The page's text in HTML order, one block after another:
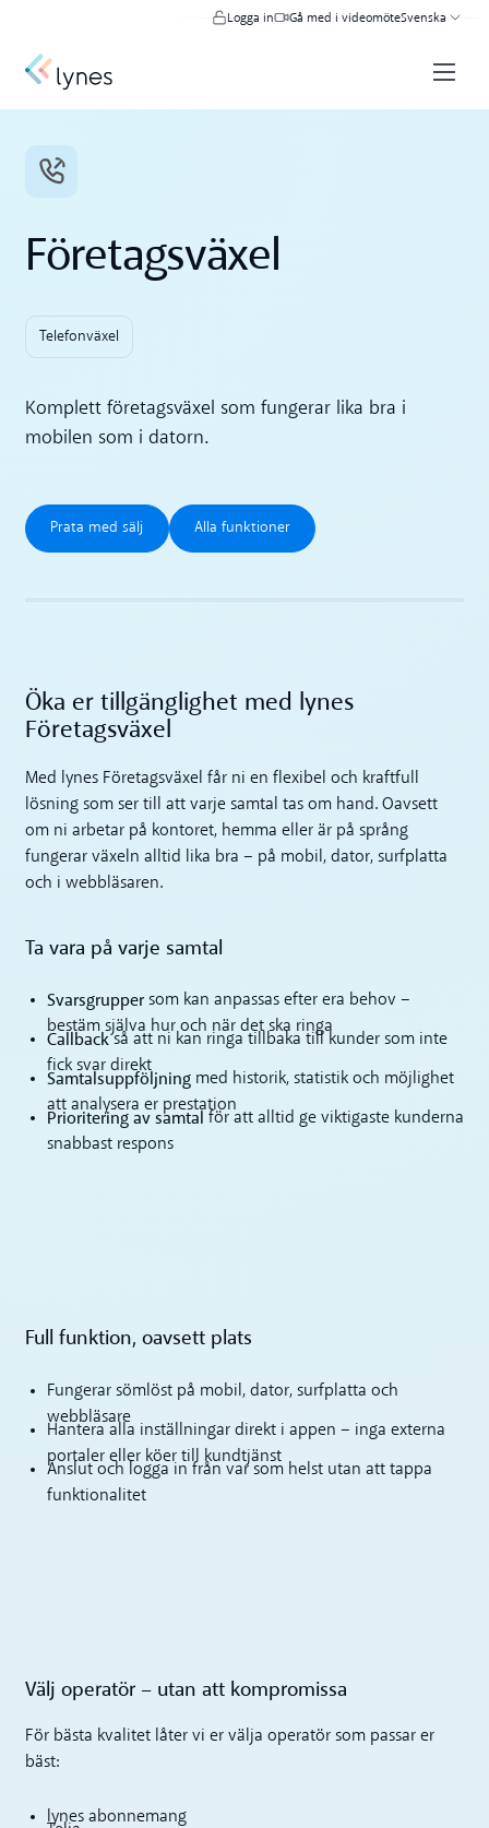
Logga in Gå med i videomöteSvenska
Företagsväxel
Telefonväxel
Komplett företagsväxel som fungerar lika bra i
mobilen som i datorn.
Prata med sälj
Prata med sälj
Alla funktioner
Alla funktioner
Öka er tillgänglighet med lynes
Företagsväxel
Med lynes Företagsväxel får ni en flexibel och kraftfull
lösning som ser till att varje samtal tas om hand. Oavsett
om ni arbetar på kontoret, hemma eller är på språng
fungerar växeln alltid lika bra – på mobil, dator, surfplatta
och i webbläsaren.
Ta vara på varje samtal
Svarsgruppersom kan anpassas efter era behov –
bestäm själva hur och när det ska ringa
Callbackså att ni kan ringa tillbaka till kunder som inte
fick svar direkt
Samtalsuppföljningmed historik, statistik och möjlighet
att analysera er prestation
Prioritering av samtal för att alltid ge viktigaste kunderna
snabbast respons
Full funktion, oavsett plats
Fungerar sömlöst på mobil, dator, surfplatta och
webbläsare
Hantera alla inställningar direkt i appen – inga externa
portaler eller köer till kundtjänst
Anslut och logga in från var som helst utan att tappa
funktionalitet
Välj operatör – utan att kompromissa
För bästa kvalitet låter vi er välja operatör som passar er
bäst:
lynes abonnemang